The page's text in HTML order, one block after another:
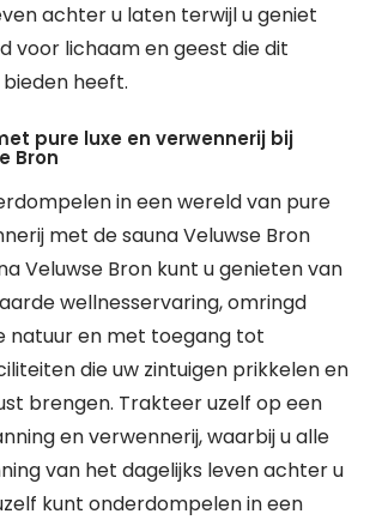
achter u laten terwijl u geniet
voor lichaam en geest die dit
heeft.
pure luxe en verwennerij bij
Bron
in een wereld van pure
met de sauna Veluwse Bron
Veluwse Bron kunt u genieten van
wellnesservaring, omringd
natuur en met toegang tot
die uw zintuigen prikkelen en
brengen. Trakteer uzelf op een
en verwennerij, waarbij u alle
van het dagelijks leven achter u
kunt onderdompelen in een